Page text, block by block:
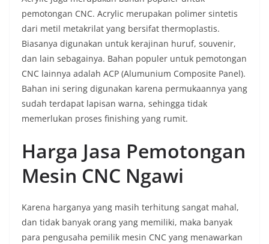
pemotongan CNC. Acrylic merupakan polimer sintetis
dari metil metakrilat yang bersifat thermoplastis.
Biasanya digunakan untuk kerajinan huruf, souvenir,
dan lain sebagainya. Bahan populer untuk pemotongan
CNC lainnya adalah ACP (Alumunium Composite Panel).
Bahan ini sering digunakan karena permukaannya yang
sudah terdapat lapisan warna, sehingga tidak
memerlukan proses finishing yang rumit.
Harga Jasa Pemotongan
Mesin CNC Ngawi
Karena harganya yang masih terhitung sangat mahal,
dan tidak banyak orang yang memiliki, maka banyak
para pengusaha pemilik mesin CNC yang menawarkan